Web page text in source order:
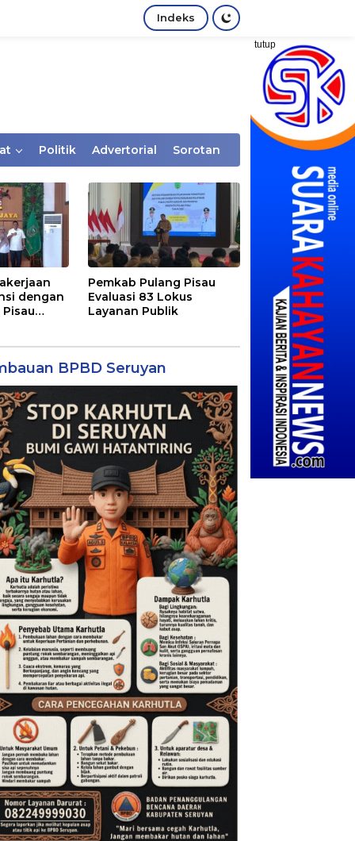
Indeks
tutup
Politik Advertorial Sorotan
dengan
Pemkab Pulang Pisau
Evaluasi 83 Lokus
Layanan Publik
BPBD Seruyan